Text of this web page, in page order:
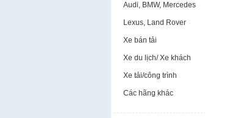
Audi, BMW, Mercedes
Lexus, Land Rover
Xe bán tải
Xe du lịch/ Xe khách
Xe tải/công trình
Các hãng khác